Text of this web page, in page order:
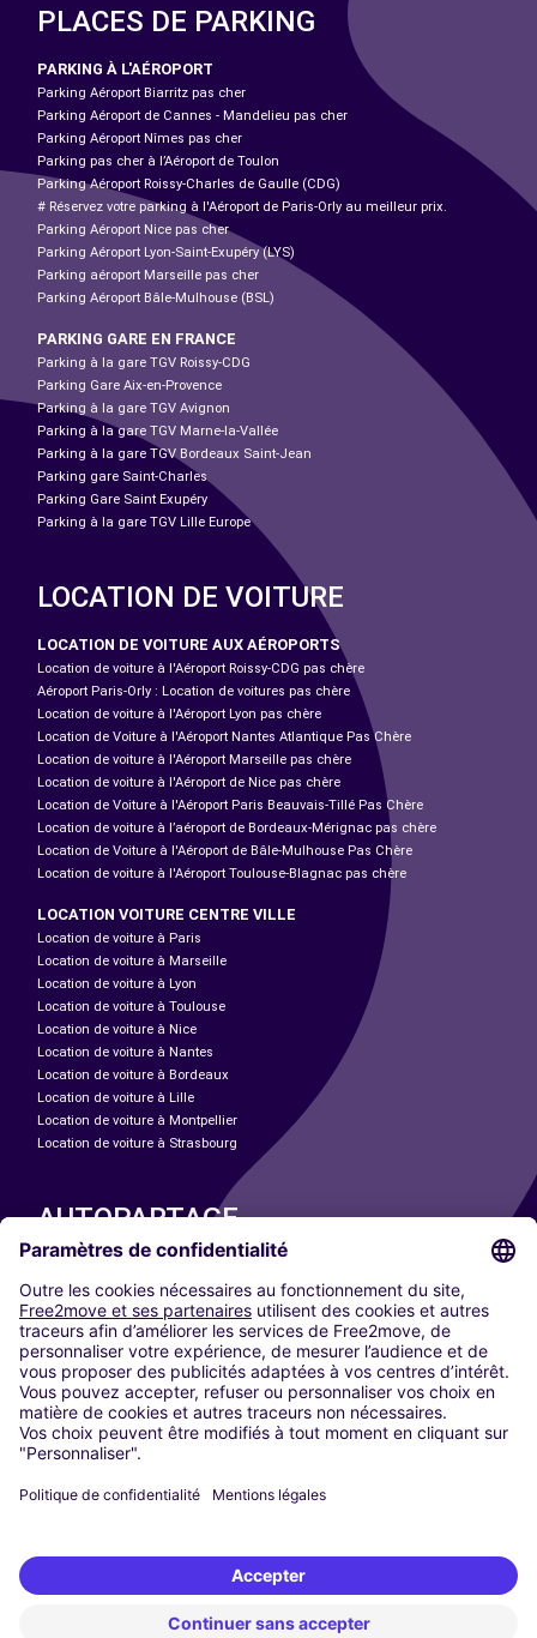
PLACES DE PARKING
PARKING À L'AÉROPORT
Parking Aéroport Biarritz pas cher
Parking Aéroport de Cannes - Mandelieu pas cher
Parking Aéroport Nîmes pas cher
Parking pas cher à l’Aéroport de Toulon
Parking Aéroport Roissy-Charles de Gaulle (CDG)
# Réservez votre parking à l'Aéroport de Paris-Orly au meilleur prix.
Parking Aéroport Nice pas cher
Parking Aéroport Lyon-Saint-Exupéry (LYS)
Parking aéroport Marseille pas cher
Parking Aéroport Bâle-Mulhouse (BSL)
PARKING GARE EN FRANCE
Parking à la gare TGV Roissy-CDG
Parking Gare Aix-en-Provence
Parking à la gare TGV Avignon
Parking à la gare TGV Marne-la-Vallée
Parking à la gare TGV Bordeaux Saint-Jean
Parking gare Saint-Charles
Parking Gare Saint Exupéry
Parking à la gare TGV Lille Europe
LOCATION DE VOITURE
LOCATION DE VOITURE AUX AÉROPORTS
Location de voiture à l'Aéroport Roissy-CDG pas chère
Aéroport Paris-Orly : Location de voitures pas chère
Location de voiture à l'Aéroport Lyon pas chère
Location de Voiture à l'Aéroport Nantes Atlantique Pas Chère
Location de voiture à l'Aéroport Marseille pas chère
Location de voiture à l'Aéroport de Nice pas chère
Location de Voiture à l'Aéroport Paris Beauvais-Tillé Pas Chère
Location de voiture à l’aéroport de Bordeaux-Mérignac pas chère
Location de Voiture à l'Aéroport de Bâle-Mulhouse Pas Chère
Location de voiture à l'Aéroport Toulouse-Blagnac pas chère
LOCATION VOITURE CENTRE VILLE
Location de voiture à Paris
Location de voiture à Marseille
Location de voiture à Lyon
Location de voiture à Toulouse
Location de voiture à Nice
Location de voiture à Nantes
Location de voiture à Bordeaux
Location de voiture à Lille
Location de voiture à Montpellier
Location de voiture à Strasbourg
AUTOPARTAGE
Paris
Madrid
Washington DC
Milan
Rome
Turin
Vienne
Berlin
Düsseldorf